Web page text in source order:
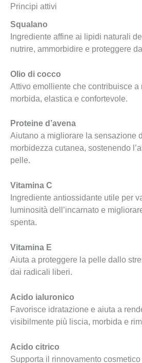
Principi attivi
Squalano
Ingrediente affine ai lipidi naturali
nutrire, ammorbidire e proteggere
Olio di cocco
Attivo emolliente che contribuisce a
morbida, elastica e confortevole.
Proteine d’avena
Aiutano a migliorare la sensazione
morbidezza cutanea, sostenendo
pelle.
Vitamina C
Ingrediente antiossidante utile per
luminosità dell’incarnato e
spenta.
Vitamina E
Aiuta a proteggere la pelle dallo
dai radicali liberi.
Acido ialuronico
Favorisce idratazione e aiuta a
visibilmente più liscia, morbida e
Acido citrico
Supporta il rinnovamento